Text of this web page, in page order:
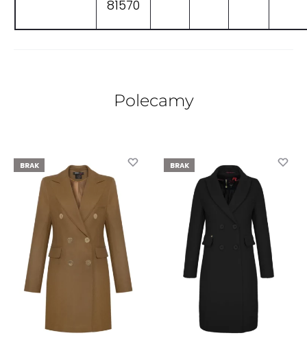
81570
Polecamy
BRAK BRAK